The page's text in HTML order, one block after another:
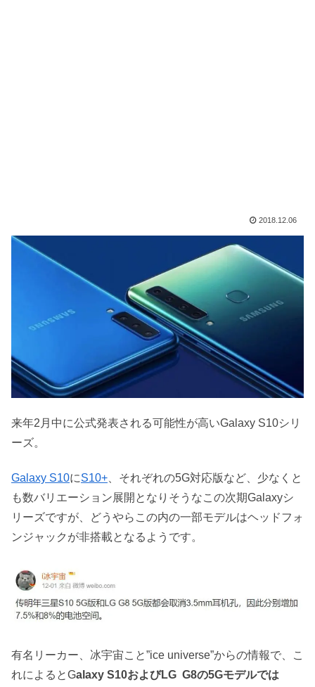
2018.12.06
来年2月中に公式発表される可能性が高いGalaxy S10シリ
ーズ。
Galaxy S10にS10+、それぞれの5G対応版など、少なくと
も数バリエーション展開となりそうなこの次期Galaxyシ
リーズですが、どうやらこの内の一部モデルはヘッドフォ
ンジャックが非搭載となるようです。
有名リーカー、冰宇宙こと”ice universe”からの情報で、こ
れによるとGalaxy S10およびLG G8の5Gモデルでは